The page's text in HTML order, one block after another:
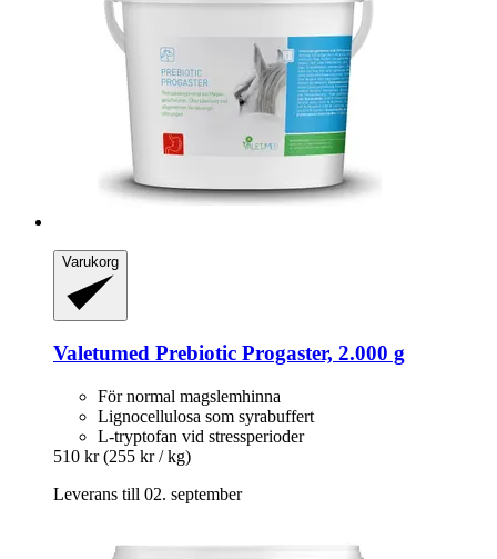
Varukorg
Valetumed Prebiotic Progaster, 2.000 g
För normal magslemhinna
Lignocellulosa som syrabuffert
L-tryptofan vid stressperioder
510 kr (255 kr / kg)
Leverans till 02. september